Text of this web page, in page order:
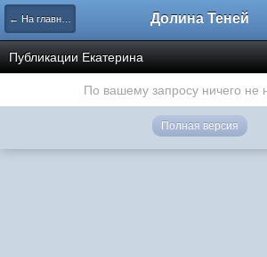
← На главную Долина Теней
Публикации Екатерина
По вашему запросу ничего не
Полная версия